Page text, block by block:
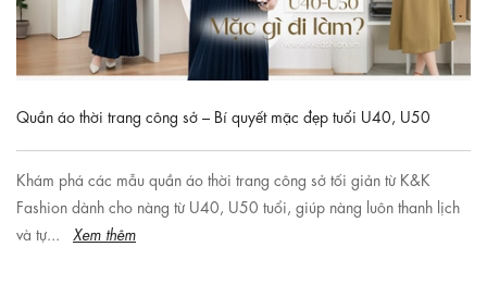
Quần áo thời trang công sở – Bí quyết mặc đẹp tuổi U40, U50
Khám phá các mẫu quần áo thời trang công sở tối giản từ K&K
Fashion dành cho nàng từ U40, U50 tuổi, giúp nàng luôn thanh lịch
và tự...
Xem thêm